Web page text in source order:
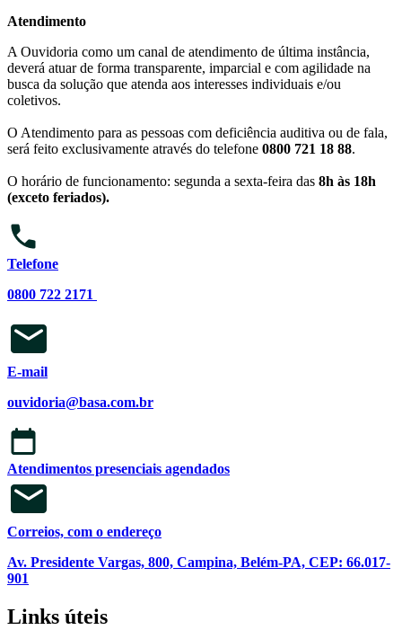
Atendimento
A Ouvidoria como um canal de atendimento de última instância,
deverá atuar de forma transparente, imparcial e com agilidade na
busca da solução que atenda aos interesses individuais e/ou
coletivos.
O Atendimento para as pessoas com deficiência auditiva ou de fala,
será feito exclusivamente através do telefone 0800 721 18 88.
O horário de funcionamento: segunda a sexta-feira das 8h às 18h
(exceto feriados).
Telefone
0800 722 2171
E-mail
ouvidoria@basa.com.br
Atendimentos presenciais agendados
Correios, com o endereço
Av. Presidente Vargas, 800, Campina, Belém-PA, CEP: 66.017-
901
Links úteis